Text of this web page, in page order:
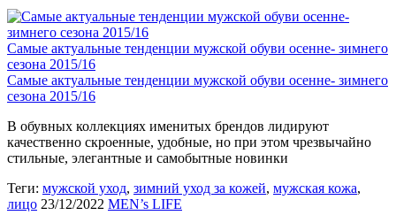
Самые актуальные тенденции мужской обуви осенне- зимнего
сезона 2015/16
Самые актуальные тенденции мужской обуви осенне- зимнего
сезона 2015/16
В обувных коллекциях именитых брендов лидируют
качественно скроенные, удобные, но при этом чрезвычайно
стильные, элегантные и самобытные новинки
Теги: мужской уход, зимний уход за кожей, мужская кожа,
лицо 23/12/2022 MEN’s LIFE